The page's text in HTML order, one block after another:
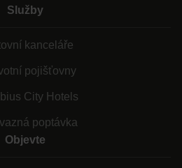
Služby
kanceláře
pojišťovny
City Hotels
poptávka
Objevte